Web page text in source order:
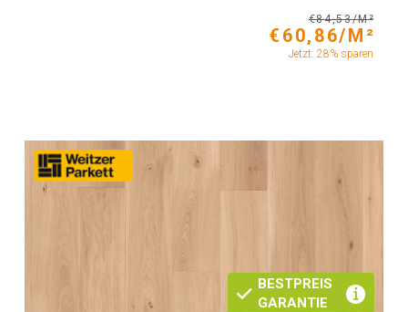
€84,53/M²
€60,86/M²
Jetzt: 28% sparen
BESTPREIS
GARANTIE